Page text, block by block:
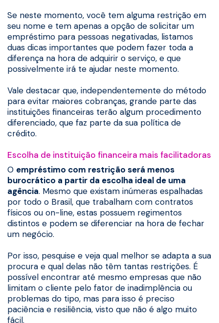
Se neste momento, você tem alguma restrição em
seu nome e tem apenas a opção de solicitar um
empréstimo para pessoas negativadas, listamos
duas dicas importantes que podem fazer toda a
diferença na hora de adquirir o serviço, e que
possivelmente irá te ajudar neste momento.
Vale destacar que, independentemente do método
para evitar maiores cobranças, grande parte das
instituições financeiras terão algum procedimento
diferenciado, que faz parte da sua política de
crédito.
Escolha de instituição financeira mais facilitadoras
O empréstimo com restrição será menos
burocrático a partir da escolha ideal de uma
agência. Mesmo que existam inúmeras espalhadas
por todo o Brasil, que trabalham com contratos
físicos ou on-line, estas possuem regimentos
distintos e podem se diferenciar na hora de fechar
um negócio.
Por isso, pesquise e veja qual melhor se adapta a sua
procura e qual delas não têm tantas restrições. É
possível encontrar até mesmo empresas que não
limitam o cliente pelo fator de inadimplência ou
problemas do tipo, mas para isso é preciso
paciência e resiliência, visto que não é algo muito
fácil.